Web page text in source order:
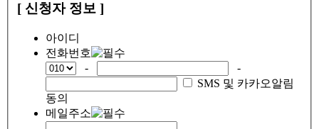
[ 신청자 정보 ]
아이디
전화번호
-
-
SMS 및 카카오알림
동의
메일주소